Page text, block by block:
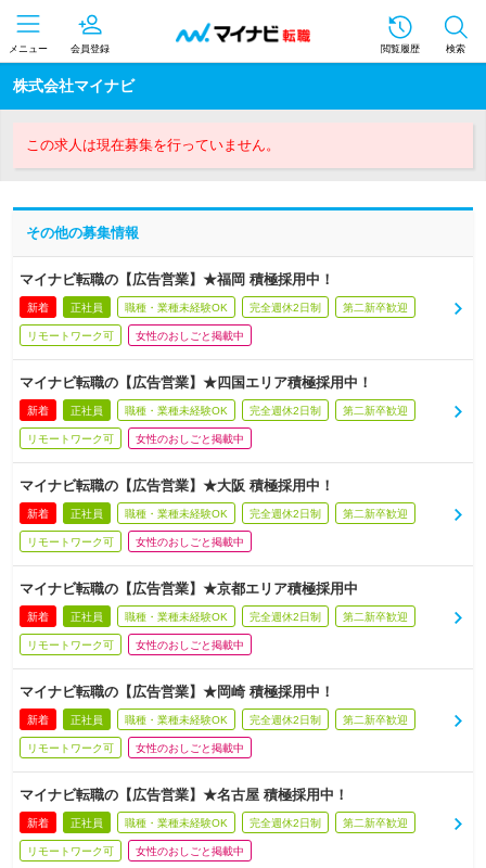
メニュー 会員登録 閲覧履歴 検索
株式会社マイナビ
この求人は現在募集を行っていません。
その他の募集情報
マイナビ転職の【広告営業】★福岡 積極採用中！
新着 正社員 職種・業種未経験OK 完全週休2日制 第二新卒歓迎
リモートワーク可 女性のおしごと掲載中
マイナビ転職の【広告営業】★四国エリア積極採用中！
新着 正社員 職種・業種未経験OK 完全週休2日制 第二新卒歓迎
リモートワーク可 女性のおしごと掲載中
マイナビ転職の【広告営業】★大阪 積極採用中！
新着 正社員 職種・業種未経験OK 完全週休2日制 第二新卒歓迎
リモートワーク可 女性のおしごと掲載中
マイナビ転職の【広告営業】★京都エリア積極採用中
新着 正社員 職種・業種未経験OK 完全週休2日制 第二新卒歓迎
リモートワーク可 女性のおしごと掲載中
マイナビ転職の【広告営業】★岡崎 積極採用中！
新着 正社員 職種・業種未経験OK 完全週休2日制 第二新卒歓迎
リモートワーク可 女性のおしごと掲載中
マイナビ転職の【広告営業】★名古屋 積極採用中！
新着 正社員 職種・業種未経験OK 完全週休2日制 第二新卒歓迎
リモートワーク可 女性のおしごと掲載中